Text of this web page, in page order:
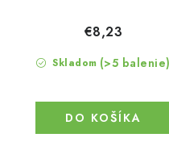
Skladom (>5 balenie)
€8,23
DO KOŠÍKA